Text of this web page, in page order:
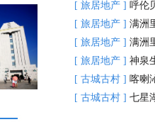
[ 旅居地产 ] 呼伦
[ 旅居地产 ] 满洲
[ 旅居地产 ] 满洲
[ 旅居地产 ] 神泉
[ 古城古村 ] 喀喇
[ 古城古村 ] 七星